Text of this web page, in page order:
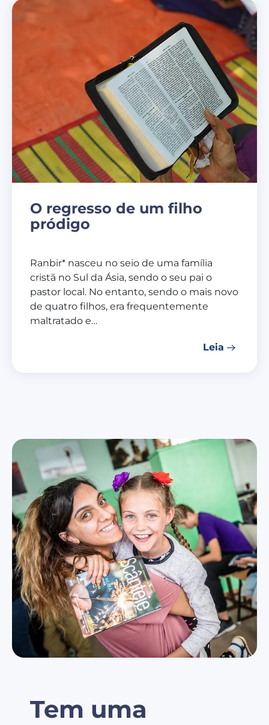
O regresso de um filho
pródigo
Ranbir* nasceu no seio de uma família
cristã no Sul da Ásia, sendo o seu pai o
pastor local. No entanto, sendo o mais novo
de quatro filhos, era frequentemente
maltratado e…
Leia
Tem uma